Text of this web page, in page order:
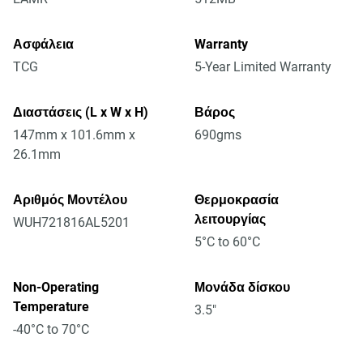
Ασφάλεια
TCG
Warranty
5-Year Limited Warranty
Διαστάσεις (L x W x H)
147mm x 101.6mm x
26.1mm
Βάρος
690gms
Αριθμός Μοντέλου
WUH721816AL5201
Θερμοκρασία
λειτουργίας
5°C to 60°C
Non-Operating
Temperature
-40°C to 70°C
Μονάδα δίσκου
3.5"